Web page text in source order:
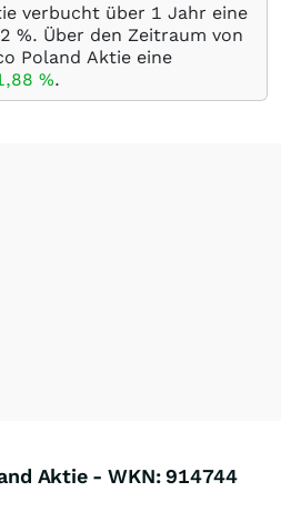
verbucht über 1 Jahr eine
%. Über den Zeitraum von
Poland Aktie eine
%.
Aktie - WKN: 914744